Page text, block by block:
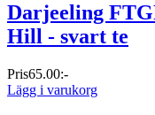
Darjeeling
Hill - svart te
Pris65.00:-
Lägg i varukorg